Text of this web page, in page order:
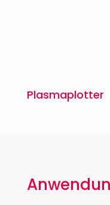
Plasmaplotter